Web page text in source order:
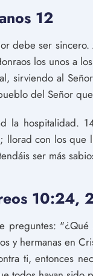
12
debe ser
los unos a
sirviendo al
del Señor
la hospitalidad.
llorad con los que
ser más
10:24,
preguntes: "¿Qué
y hermanas en
ti, entonces